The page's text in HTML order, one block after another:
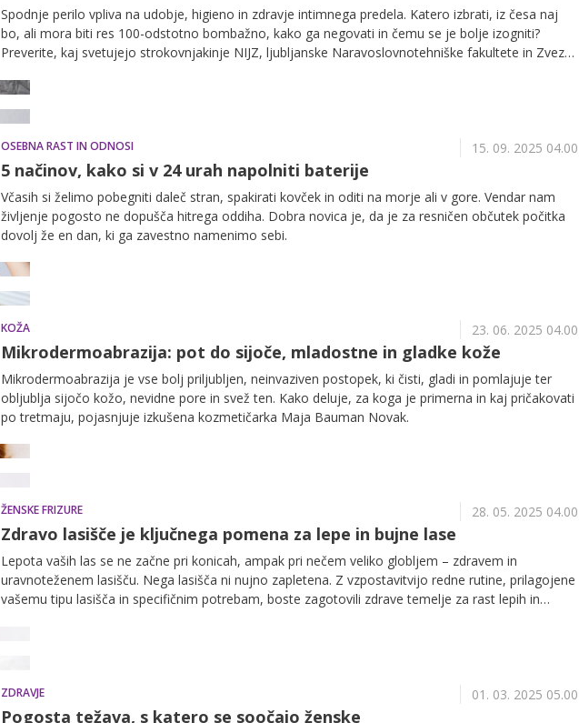
Spodnje perilo vpliva na udobje, higieno in zdravje intimnega predela. Katero izbrati, iz česa naj
bo, ali mora biti res 100-odstotno bombažno, kako ga negovati in čemu se je bolje izogniti?
Preverite, kaj svetujejo strokovnjakinje NIJZ, ljubljanske Naravoslovnotehniške fakultete in Zveze
OSEBNA RAST IN ODNOSI 15. 09. 2025 04.00
5 načinov, kako si v 24 urah napolniti baterije
Včasih si želimo pobegniti daleč stran, spakirati kovček in oditi na morje ali v gore. Vendar nam
življenje pogosto ne dopušča hitrega oddiha. Dobra novica je, da je za resničen občutek počitka
dovolj že en dan, ki ga zavestno namenimo sebi.
KOŽA 23. 06. 2025 04.00
Mikrodermoabrazija: pot do sijoče, mladostne in gladke kože
Mikrodermoabrazija je vse bolj priljubljen, neinvaziven postopek, ki čisti, gladi in pomlajuje ter
obljublja sijočo kožo, nevidne pore in svež ten. Kako deluje, za koga je primerna in kaj pričakovati
po tretmaju, pojasnjuje izkušena kozmetičarka Maja Bauman Novak.
ŽENSKE FRIZURE 28. 05. 2025 04.00
Zdravo lasišče je ključnega pomena za lepe in bujne lase
Lepota vaših las se ne začne pri konicah, ampak pri nečem veliko globljem – zdravem in
uravnoteženem lasišču. Nega lasišča ni nujno zapletena. Z vzpostavitvijo redne rutine, prilagojene
vašemu tipu lasišča in specifičnim potrebam, boste zagotovili zdrave temelje za rast lepih in
ZDRAVJE 01. 03. 2025 05.00
Pogosta težava, s katero se soočajo ženske